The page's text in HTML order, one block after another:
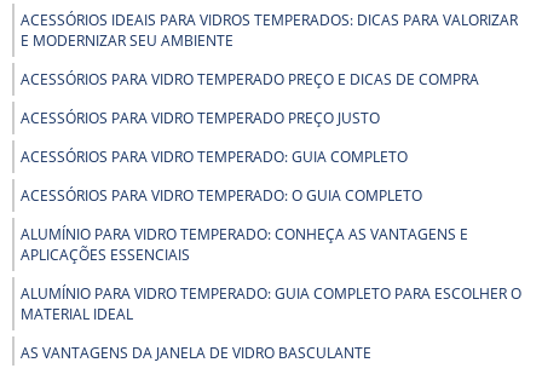
ACESSÓRIOS IDEAIS PARA VIDROS TEMPERADOS: DICAS PARA VALORIZAR
E MODERNIZAR SEU AMBIENTE
ACESSÓRIOS PARA VIDRO TEMPERADO PREÇO E DICAS DE COMPRA
ACESSÓRIOS PARA VIDRO TEMPERADO PREÇO JUSTO
ACESSÓRIOS PARA VIDRO TEMPERADO: GUIA COMPLETO
ACESSÓRIOS PARA VIDRO TEMPERADO: O GUIA COMPLETO
ALUMÍNIO PARA VIDRO TEMPERADO: CONHEÇA AS VANTAGENS E
APLICAÇÕES ESSENCIAIS
ALUMÍNIO PARA VIDRO TEMPERADO: GUIA COMPLETO PARA ESCOLHER O
MATERIAL IDEAL
AS VANTAGENS DA JANELA DE VIDRO BASCULANTE